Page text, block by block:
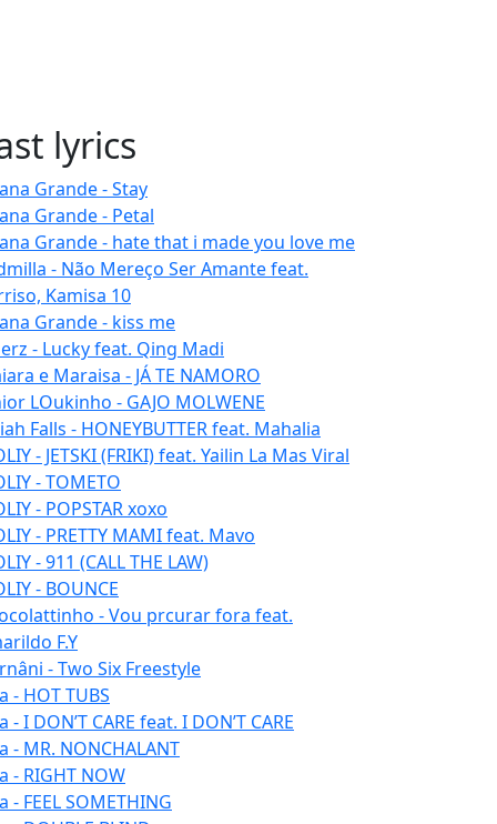
lyrics
Grande - Stay
Grande - Petal
Grande - hate that i made you love me
- Não Mereço Ser Amante feat.
Kamisa 10
Grande - kiss me
- Lucky feat. Qing Madi
e Maraisa - JÁ TE NAMORO
LOukinho - GAJO MOLWENE
Falls - HONEYBUTTER feat. Mahalia
- JETSKI (FRIKI) feat. Yailin La Mas Viral
- TOMETO
- POPSTAR xoxo
- PRETTY MAMI feat. Mavo
- 911 (CALL THE LAW)
- BOUNCE
- Vou prcurar fora feat.
F.Y
- Two Six Freestyle
- HOT TUBS
- I DON’T CARE feat. I DON’T CARE
- MR. NONCHALANT
- RIGHT NOW
- FEEL SOMETHING